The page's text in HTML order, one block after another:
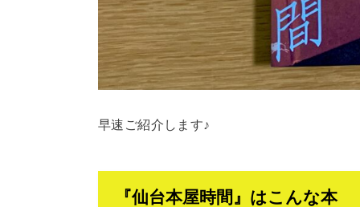
早速ご紹介します♪
『仙台本屋時間』はこんな本